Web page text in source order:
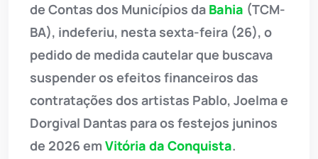
de Contas dos Municípios da Bahia (TCM-
BA), indeferiu, nesta sexta-feira (26), o
pedido de medida cautelar que buscava
suspender os efeitos financeiros das
contratações dos artistas Pablo, Joelma e
Dorgival Dantas para os festejos juninos
de 2026 em Vitória da Conquista.